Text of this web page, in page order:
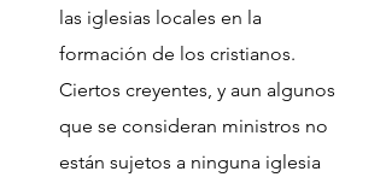
las iglesias locales en la
formación de los cristianos.
Ciertos creyentes, y aun algunos
que se consideran ministros no
están sujetos a ninguna iglesia